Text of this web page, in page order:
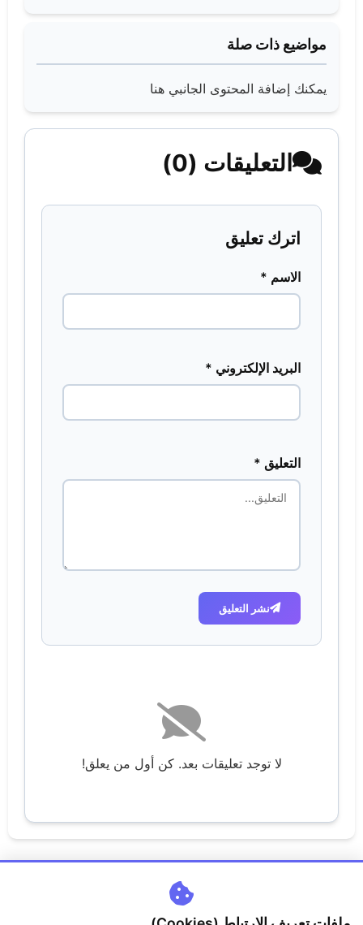
مواضيع ذات صلة
يمكنك إضافة المحتوى الجانبي هنا
التعليقات (0)
اترك تعليق
الاسم *
البريد الإلكتروني *
التعليق *
نشر التعليق
لا توجد تعليقات بعد. كن أول من يعلق!